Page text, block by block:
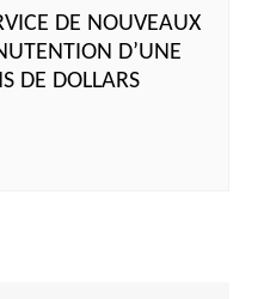
DE NOUVEAUX
D’UNE
DE DOLLARS